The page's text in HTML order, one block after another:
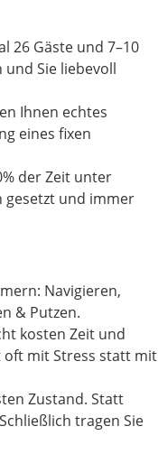
26 Gäste und 7–10
und Sie liebevoll
Ihnen echtes
eines fixen
der Zeit unter
gesetzt und immer
Navigieren,
& Putzen.
kosten Zeit und
oft mit Stress statt mit
Zustand. Statt
tragen Sie